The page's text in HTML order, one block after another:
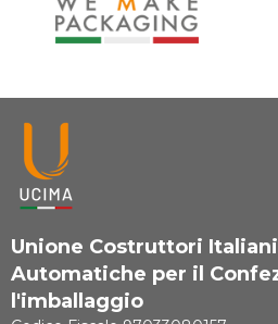
Unione Costruttori
Automatiche per il
l'imballaggio